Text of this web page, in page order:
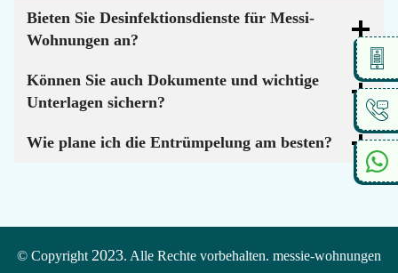
Bieten Sie Desinfektionsdienste für Messi-
Wohnungen an?
Können Sie auch Dokumente und wichtige
Unterlagen sichern?
Wie plane ich die Entrümpelung am besten?
© Copyright 2023. Alle Rechte vorbehalten. messie-wohnungen